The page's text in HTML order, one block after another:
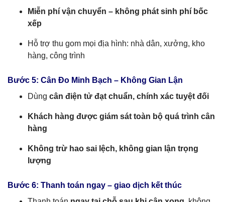
Miễn phí vận chuyển – không phát sinh phí bốc
xếp
Hỗ trợ thu gom mọi địa hình: nhà dân, xưởng, kho
hàng, công trình
Bước 5: Cân Đo Minh Bạch – Không Gian Lận
Dùng cân điện tử đạt chuẩn, chính xác tuyệt đối
Khách hàng được giám sát toàn bộ quá trình cân
hàng
Không trừ hao sai lệch, không gian lận trọng
lượng
Bước 6: Thanh toán ngay – giao dịch kết thúc